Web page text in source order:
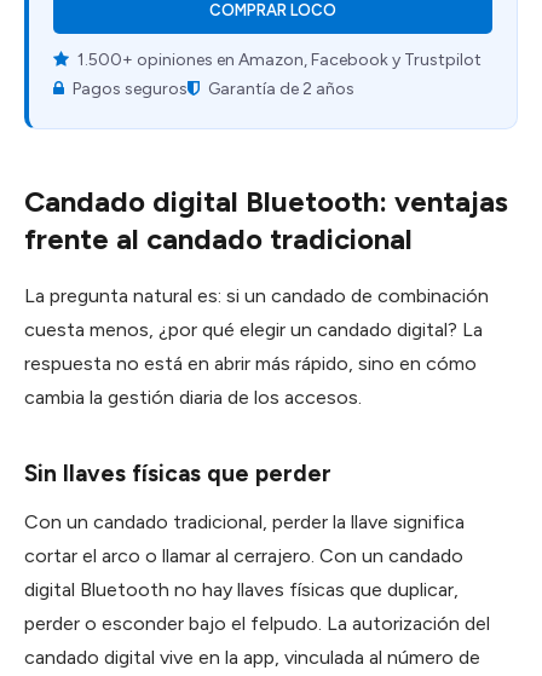
COMPRAR LOCO
1.500+ opiniones en Amazon, Facebook y Trustpilot
Pagos seguros
Garantía de 2 años
Candado digital Bluetooth: ventajas
frente al candado tradicional
La pregunta natural es: si un candado de combinación
cuesta menos, ¿por qué elegir un candado digital? La
respuesta no está en abrir más rápido, sino en cómo
cambia la gestión diaria de los accesos.
Sin llaves físicas que perder
Con un candado tradicional, perder la llave significa
cortar el arco o llamar al cerrajero. Con un candado
digital Bluetooth no hay llaves físicas que duplicar,
perder o esconder bajo el felpudo. La autorización del
candado digital vive en la app, vinculada al número de